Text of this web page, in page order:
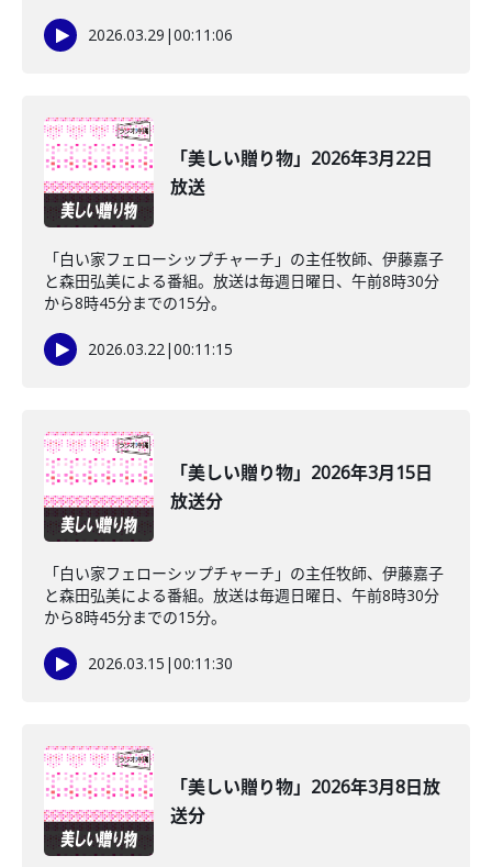
2026.03.29 |00:11:06
「美しい贈り物」2026年3月22日
放送
「白い家フェローシップチャーチ」の主任牧師、伊藤嘉子
と森田弘美による番組。放送は毎週日曜日、午前8時30分
から8時45分までの15分。
2026.03.22|00:11:15
「美しい贈り物」2026年3月15日
放送分
「白い家フェローシップチャーチ」の主任牧師、伊藤嘉子
と森田弘美による番組。放送は毎週日曜日、午前8時30分
から8時45分までの15分。
2026.03.15 |00:11:30
「美しい贈り物」2026年3月8日放
送分